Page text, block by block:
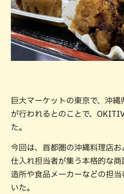
巨大マーケットの東京で、沖
が行われるとのことで、
た。
今回は、首都圏の沖縄料理店
仕入れ担当者が集う本格的な
造所や食品メーカーなどの担
いた。